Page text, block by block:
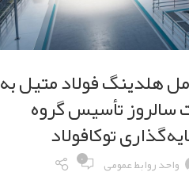
هلدینگ فولاد متیل به
سالروز تأسیس گروه
توکافولاد
واحد روابط عمومی ۰